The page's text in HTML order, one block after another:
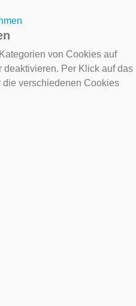
von Cookies auf
Per Klick auf das
die verschiedenen Cookies